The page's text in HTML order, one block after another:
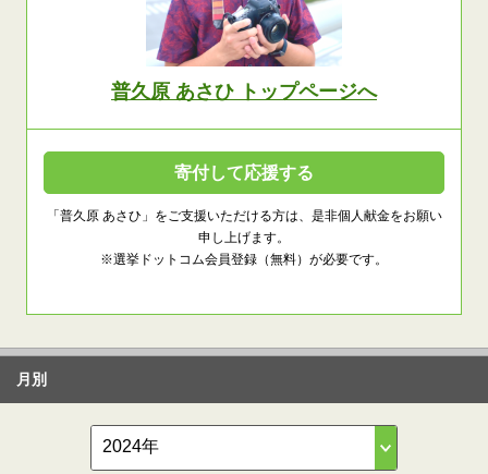
普久原 あさひ トップページへ
寄付して応援する
「普久原 あさひ」をご支援いただける方は、是非個人献金をお願い
申し上げます。
※選挙ドットコム会員登録（無料）が必要です。
月別